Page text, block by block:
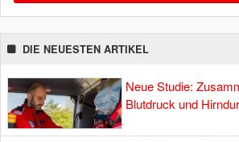
DIE NEUESTEN ARTIKEL
Neue Studie:
Blutdruck und